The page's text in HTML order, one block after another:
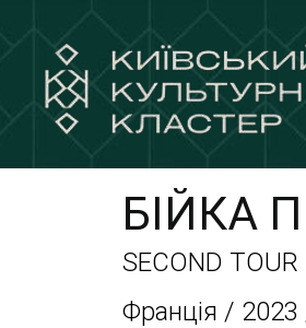
БІЙКА
SECOND TOUR
Франція /